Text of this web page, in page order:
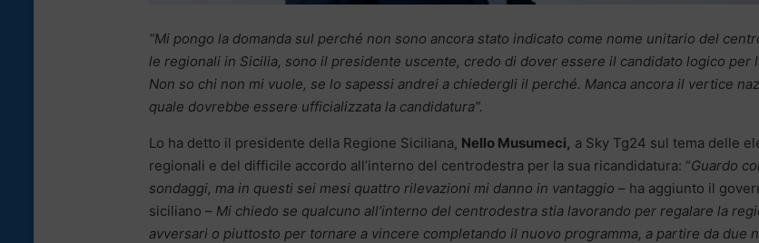
“Mi pongo la domanda sul perché non sono ancora stato indicato come nome unitario del
le regionali in Sicilia, sono il presidente uscente, credo di dover essere il candidato logico per
Non so chi non mi vuole, se lo sapessi andrei a chiedergli il perché. Manca ancora il vertice
quale dovrebbe essere ufficializzata la candidatura”.
Lo ha detto il presidente della Regione Siciliana, Nello Musumeci, a Sky Tg24 sul tema delle
regionali e del difficile accordo all’interno del centrodestra per la sua ricandidatura: “Guardo
sondaggi, ma in questi sei mesi quattro rilevazioni mi danno in vantaggio – ha aggiunto il
siciliano – Mi chiedo se qualcuno all’interno del centrodestra stia lavorando per regalare la
avversari o piuttosto per tornare a vincere completando il nuovo programma, a partire da due